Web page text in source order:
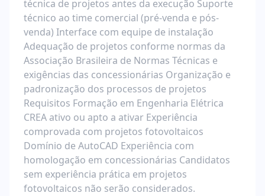
técnica de projetos antes da execução Suporte
técnico ao time comercial (pré-venda e pós-
venda) Interface com equipe de instalação
Adequação de projetos conforme normas da
Associação Brasileira de Normas Técnicas e
exigências das concessionárias Organização e
padronização dos processos de projetos
Requisitos Formação em Engenharia Elétrica
CREA ativo ou apto a ativar Experiência
comprovada com projetos fotovoltaicos
Domínio de AutoCAD Experiência com
homologação em concessionárias Candidatos
sem experiência prática em projetos
fotovoltaicos não serão considerados.